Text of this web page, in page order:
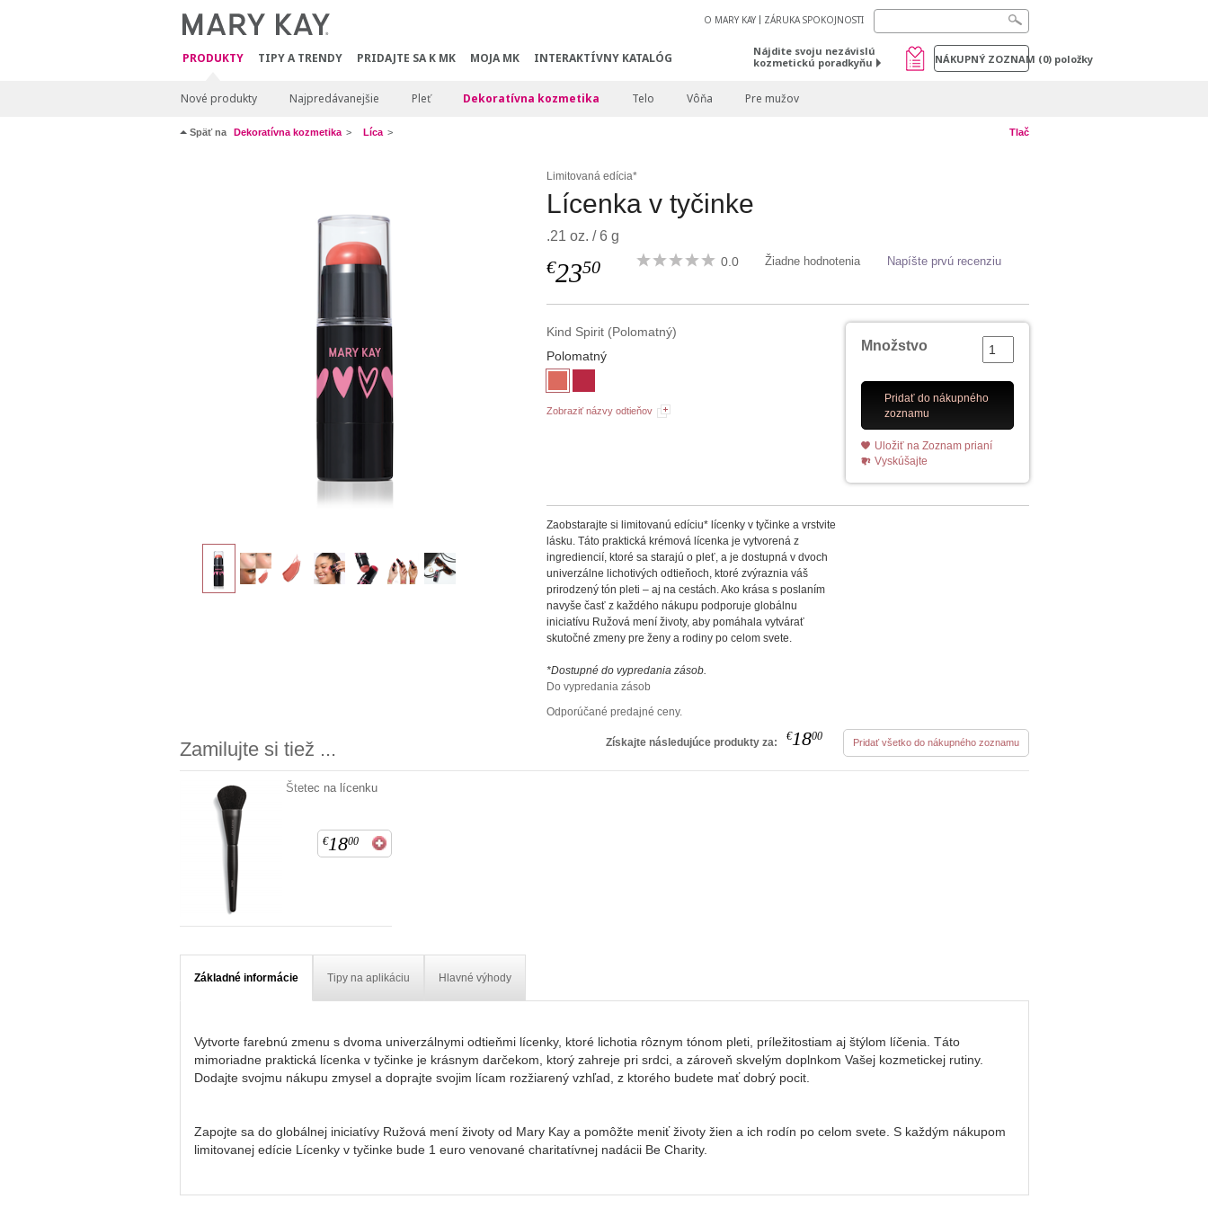
PRODUKTY TIPY A TRENDY PRIDAJTE SA K MK MOJA MK INTERAKTÍVNY KATALÓG
O MARY KAY ZÁRUKA SPOKOJNOSTI
Nájdite svoju nezávislú
kozmetickú poradkyňu
NÁKUPNÝ ZOZNAM (0) položky
Nové produkty Najpredávanejšie Pleť Dekoratívna kozmetika Telo Vôňa Pre mužov
Späť na Dekoratívna kozmetika Líca Tlač
Limitovaná edícia*
Lícenka v tyčinke
.21 oz. / 6 g
€2350 0.0 Žiadne hodnotenia Napíšte prvú recenziu
Kind Spirit (Polomatný)
Polomatný
Zobraziť názvy odtieňov
Množstvo
Pridať do nákupného
zoznamu
Uložiť na Zoznam prianí
Vyskúšajte
Zaobstarajte si limitovanú edíciu* lícenky v tyčinke a vrstvite
lásku. Táto praktická krémová lícenka je vytvorená z
ingrediencií, ktoré sa starajú o pleť, a je dostupná v dvoch
univerzálne lichotivých odtieňoch, ktoré zvýraznia váš
prirodzený tón pleti – aj na cestách. Ako krása s poslaním
navyše časť z každého nákupu podporuje globálnu
iniciatívu Ružová mení životy, aby pomáhala vytvárať
skutočné zmeny pre ženy a rodiny po celom svete.
*Dostupné do vypredania zásob.
Do vypredania zásob
Odporúčané predajné ceny.
Zamilujte si tiež ... Získajte následujúce produkty za: €1800 Pridať všetko do nákupného zoznamu
Štetec na lícenku
€1800
Základné informácie Tipy na aplikáciu Hlavné výhody
Vytvorte farebnú zmenu s dvoma univerzálnymi odtieňmi lícenky, ktoré lichotia rôznym tónom pleti, príležitostiam aj štýlom líčenia. Táto
mimoriadne praktická lícenka v tyčinke je krásnym darčekom, ktorý zahreje pri srdci, a zároveň skvelým doplnkom Vašej kozmetickej rutiny.
Dodajte svojmu nákupu zmysel a doprajte svojim lícam rozžiarený vzhľad, z ktorého budete mať dobrý pocit.
Zapojte sa do globálnej iniciatívy Ružová mení životy od Mary Kay a pomôžte meniť životy žien a ich rodín po celom svete. S každým nákupom
limitovanej edície Lícenky v tyčinke bude 1 euro venované charitatívnej nadácii Be Charity.